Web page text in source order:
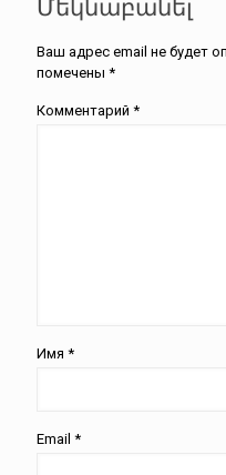
Մեկնաբանել
Ваш адрес email не будет
помечены *
Комментарий *
Имя *
Email *